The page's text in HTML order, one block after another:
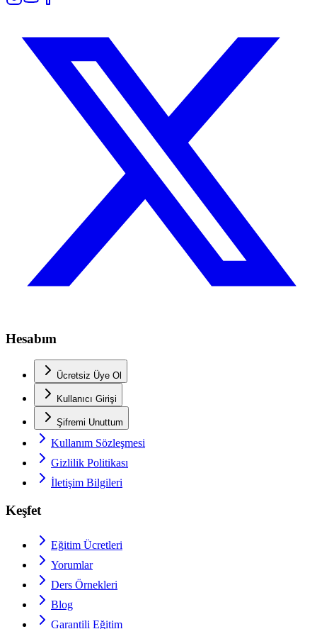
Hesabım
Ücretsiz Üye Ol
Kullanıcı Girişi
Şifremi Unuttum
Kullanım Sözleşmesi
Gizlilik Politikası
İletişim Bilgileri
Keşfet
Eğitim Ücretleri
Yorumlar
Ders Örnekleri
Blog
Garantili Eğitim